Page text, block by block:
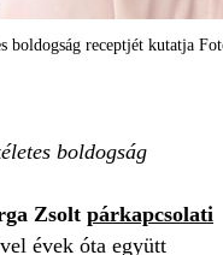
boldogság receptjét kutatja
boldogság
Zsolt párkapcsolati
évek óta együtt